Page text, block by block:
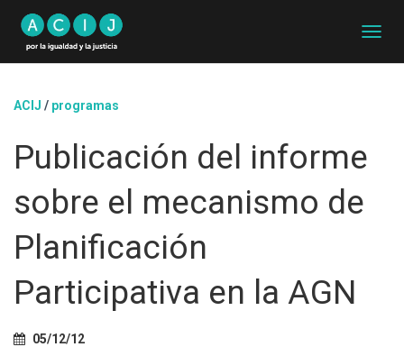
A
ACIJ / programas
Publicación del informe
sobre el mecanismo de
Planificación
Participativa en la AGN
05/12/12